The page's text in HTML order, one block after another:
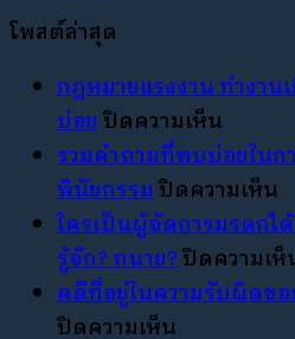
โพสต์ล่าสุด
กฎหมายแรงงาน ทำงาน
บ่อยปิดความเห็น
กฎหม
แรงงาน
ทำงาน
เกิน
เวลา
รวมคำถามที่พบบ่อยใน
พินัยกรรมปิดความเห็น
ค
ที่
ใครเป็นผู้จัดการมรดกไ
รู้จัก? ทนาย?ปิดความเห็
คดีที่อยู่ในความรับผิดชอ
ปิดความเห็น